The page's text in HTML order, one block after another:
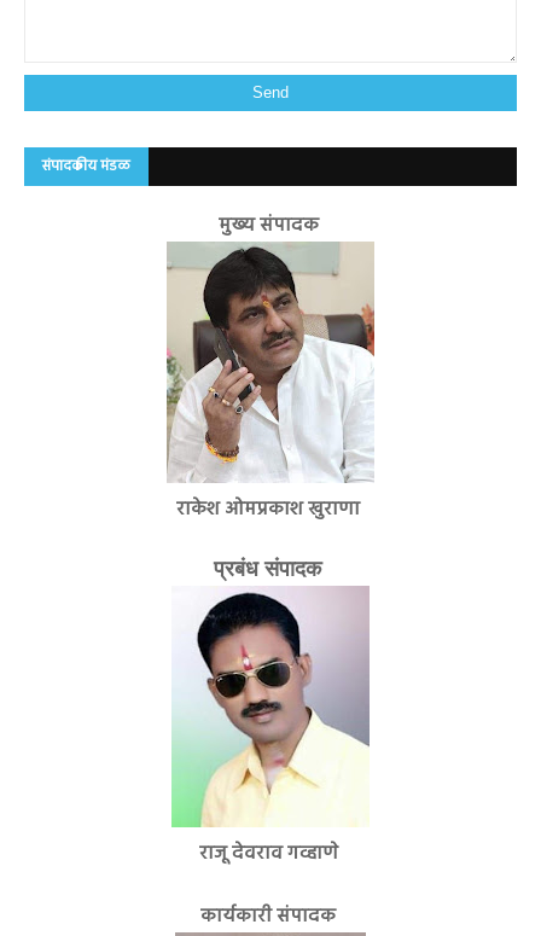
संपादकीय मंडळ
मुख्य संपादक
राकेश ओमप्रकाश खुराणा
प्रबंध संपादक
राजू देवराव गव्हाणे
कार्यकारी संपादक